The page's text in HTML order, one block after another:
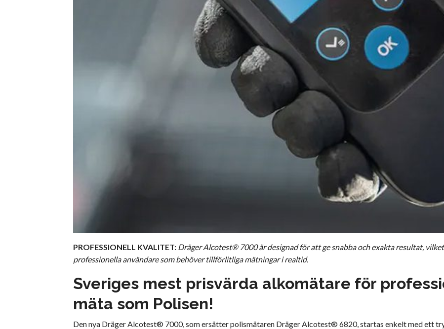
PROFESSIONELL KVALITET: Dräger Alcotest® 7000 är designad för att ge snabba och exakta resultat,
professionella användare som behöver tillförlitliga mätningar i realtid.
Sveriges mest prisvärda alkomätare för
mäta som Polisen!
Den nya Dräger Alcotest® 7000, som ersätter polismätaren Dräger Alcotest® 6820, startas enkelt med ett